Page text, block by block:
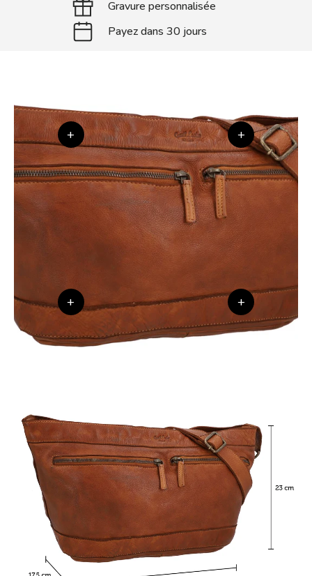
Gravure personnalisée
Payez dans 30 jours
+ +
+ +